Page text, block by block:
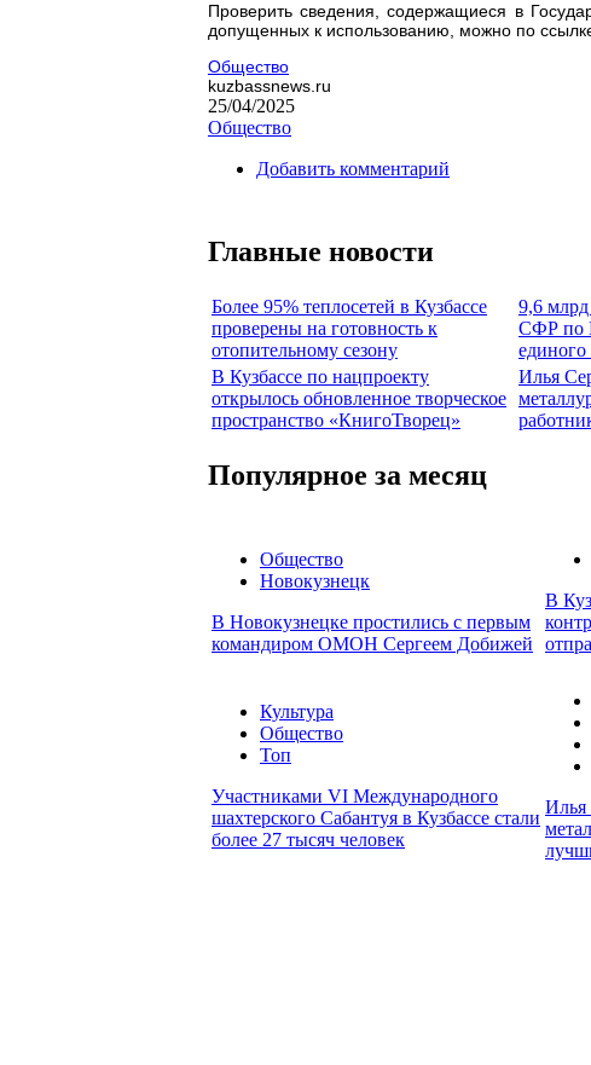
Проверить сведения, содержащиеся в
допущенных к использованию, можно по
Общество
kuzbassnews.ru
25/04/2025
Общество
Добавить комментарий
Главные новости
Более 95% теплосетей в Кузбассе
проверены на готовность к
отопительному сезону
9,6 млрд
СФР по
единого
В Кузбассе по нацпроекту
открылось обновленное творческое
пространство «КнигоТворец»
Илья
Популярное за месяц
Общество
Новокузнецк
В Новокузнецке простились с первым
командиром ОМОН Сергеем Добижей
В
Культура
Общество
Топ
Участниками VI Международного
шахтерского Сабантуя в Кузбассе стали
более 27 тысяч человек
Илья